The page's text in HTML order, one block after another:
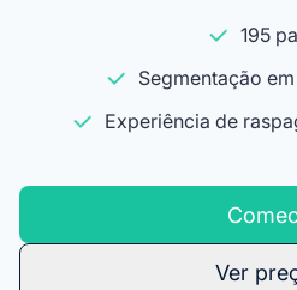
195
Segmentação
Experiência de
Ver